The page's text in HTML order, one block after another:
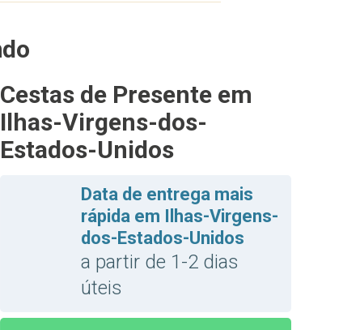
Cestas de Presente em
Ilhas-Virgens-dos-
Estados-Unidos
Data de entrega mais
rápida em Ilhas-Virgens-
dos-Estados-Unidos
a partir de 1-2 dias
úteis